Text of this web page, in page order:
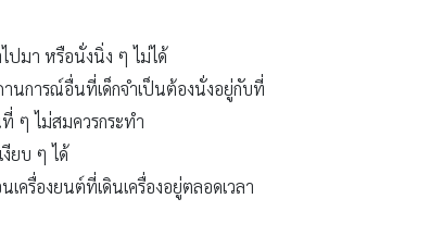
ปมา หรือนั่งนิ่ง ๆ ไม่ได้
นการณ์อื่นที่เด็กจำเป็นต้องนั่งอยู่กับที่
ๆ ไม่สมควรกระทำ
งียบ ๆ ได้
ครื่องยนต์ที่เดินเครื่องอยู่ตลอดเวลา